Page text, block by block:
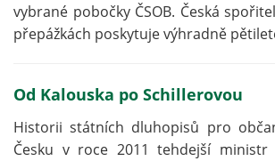
vybrané pobočky ČSOB. Česká
přepážkách poskytuje výhradně
Od Kalouska po Schillerovou
Historii státních dluhopisů pro
Česku v roce 2011 tehdejší ministr